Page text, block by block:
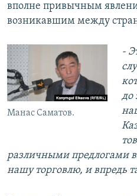
вполне привычным
возникавшим между
Манас Саматов.
-
до
различными предлогами
нашу торговлю, и впредь